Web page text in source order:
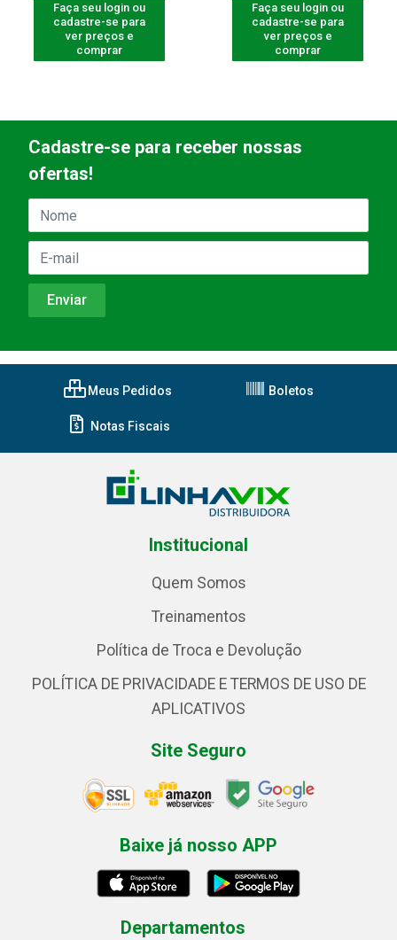
Faça seu login ou
cadastre-se para
ver preços e
comprar
Faça seu login ou
cadastre-se para
ver preços e
comprar
Cadastre-se para receber nossas
ofertas!
Meus Pedidos Boletos
Notas Fiscais
Institucional
Quem Somos
Treinamentos
Política de Troca e Devolução
POLÍTICA DE PRIVACIDADE E TERMOS DE USO DE
APLICATIVOS
Site Seguro
Baixe já nosso APP
Departamentos